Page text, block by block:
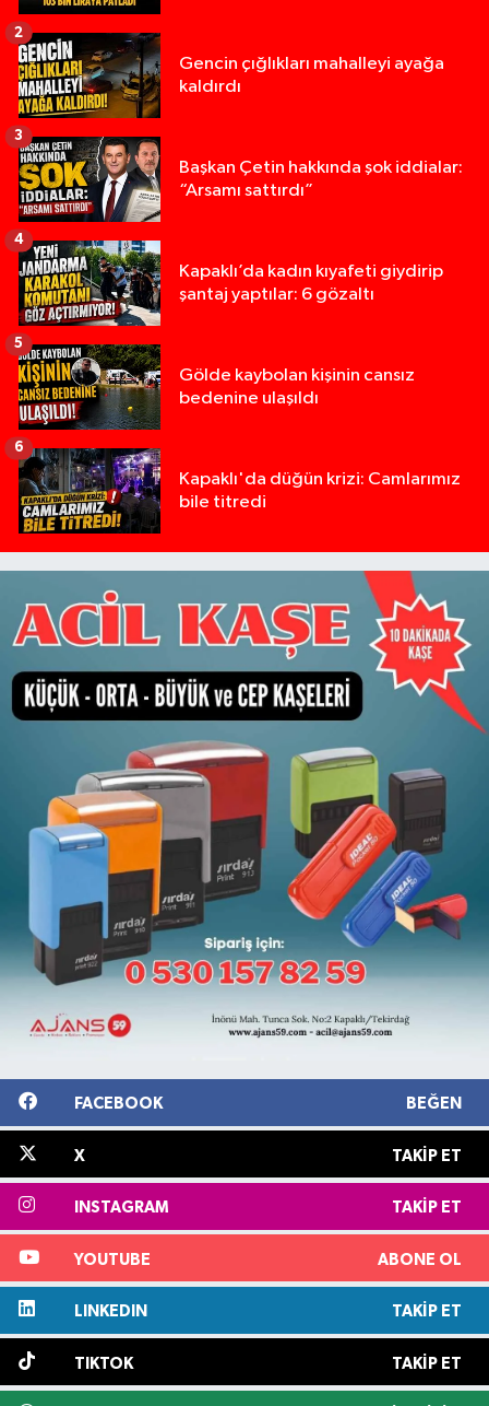
Gencin çığlıkları mahalleyi ayağa
kaldırdı
2
Başkan Çetin hakkında şok iddialar:
“Arsamı sattırdı”
3
Kapaklı’da kadın kıyafeti giydirip
şantaj yaptılar: 6 gözaltı
4
Gölde kaybolan kişinin cansız
bedenine ulaşıldı
5
Kapaklı'da düğün krizi: Camlarımız
bile titredi
6
FACEBOOK BEĞEN
X TAKIP ET
INSTAGRAM TAKIP ET
YOUTUBE ABONE OL
LINKEDIN TAKIP ET
TIKTOK TAKIP ET